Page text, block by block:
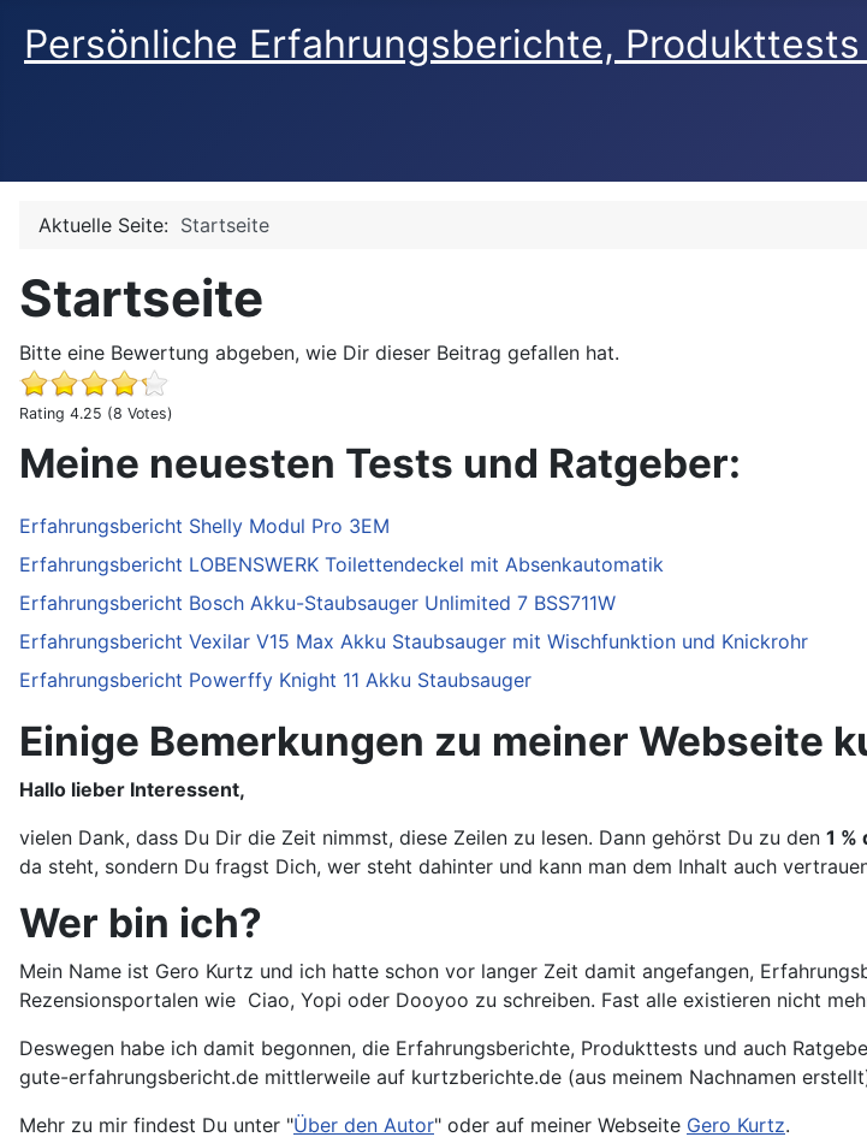
Persönliche Erfahrungsberichte,
Aktuelle Seite: Startseite
Startseite
Bitte eine Bewertung abgeben, wie Dir dieser Beitrag gefallen hat.
Rating 4.25 (8 Votes)
Startseite
Meine neuesten Tests und Ratgeber:
Erfahrungsbericht Shelly Modul Pro 3EM
Erfahrungsbericht LOBENSWERK Toilettendeckel mit Absenkautomatik
Erfahrungsbericht Bosch Akku-Staubsauger Unlimited 7 BSS711W
Erfahrungsbericht Vexilar V15 Max Akku Staubsauger mit Wischfunktion und Knickrohr
Erfahrungsbericht Powerffy Knight 11 Akku Staubsauger
Einige Bemerkungen zu meiner Webseite
Hallo lieber Interessent,
vielen Dank, dass Du Dir die Zeit nimmst, diese Zeilen zu lesen. Dann gehörst Du zu den 1 %
da steht, sondern Du fragst Dich, wer steht dahinter und kann man dem Inhalt auch
Wer bin ich?
Mein Name ist Gero Kurtz und ich hatte schon vor langer Zeit damit angefangen,
Rezensionsportalen wie Ciao, Yopi oder Dooyoo zu schreiben. Fast alle existieren nicht
Deswegen habe ich damit begonnen, die Erfahrungsberichte, Produkttests und auch
gute-erfahrungsbericht.de mittlerweile auf kurtzberichte.de (aus meinem Nachnamen
Mehr zu mir findest Du unter "Über den Autor" oder auf meiner Webseite Gero Kurtz.